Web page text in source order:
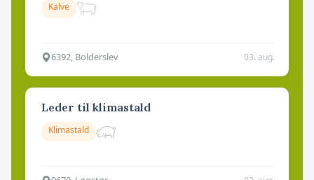
Kalve
6392, Bolderslev 03. aug.
Leder til klimastald
Klimastald